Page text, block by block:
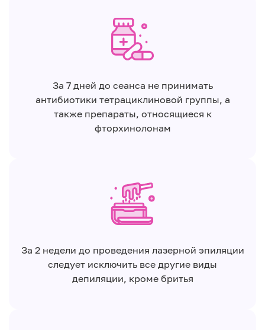
За 7 дней до сеанса не принимать
антибиотики тетрациклиновой группы, а
также препараты, относящиеся к
фторхинолонам
За 2 недели до проведения лазерной эпиляции
следует исключить все другие виды
депиляции, кроме бритья